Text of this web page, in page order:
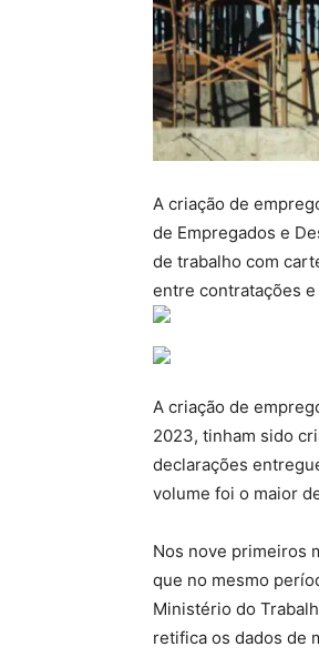
A criação de
de Empregados e
de trabalho com
entre contratações
A criação de
2023, tinham sido
declarações
volume foi o maior
Nos nove primeiros
que no mesmo
Ministério do
retifica os dados de